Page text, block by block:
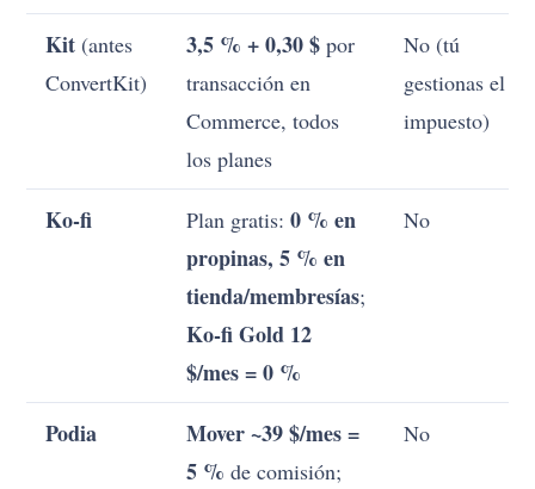
Kit (antes
ConvertKit)
3,5 % + 0,30 $ por
transacción en
Commerce, todos
los planes
No (tú
gestionas el
impuesto)
Ko-fi Plan gratis:0 % en
propinas, 5 % en
tienda/membresías;
Ko-fi Gold 12
$/mes = 0 %
No
Podia
Mover ~39 $/mes =
5 % de comisión;
No